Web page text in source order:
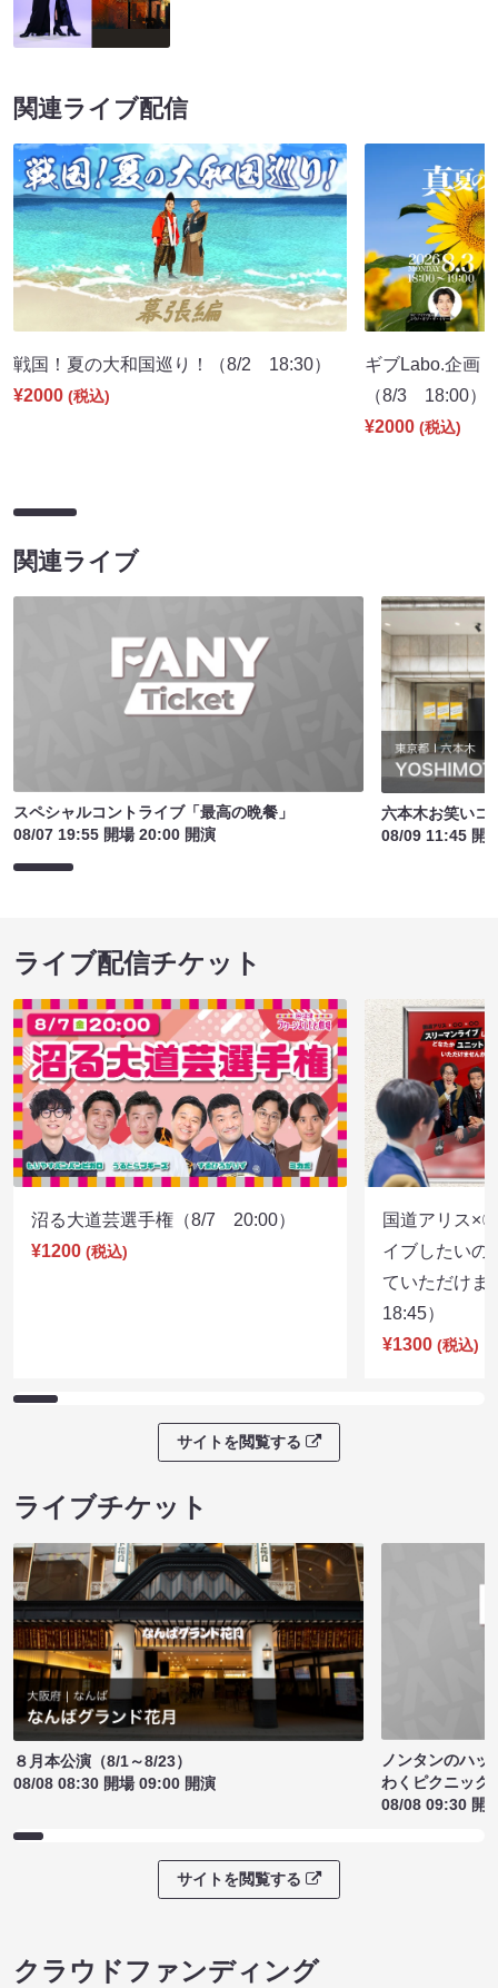
関連ライブ配信
戦国！夏の大和国巡り！（8/2 18:30）
¥2000 (税込)
ギブLabo.企画
（8/3 18:00）
¥2000 (税込)
関連ライブ
スペシャルコントライブ「最高の晩餐」
08/07 19:55 開場 20:00 開演
六本木お笑いコ
08/09 11:45 開
ライブ配信チケット
沼る大道芸選手権（8/7 20:00）
¥1200 (税込)
国道アリス×
イブしたいの
ていただけ
18:45）
¥1300 (税込)
サイトを閲覧する
ライブチケット
８月本公演（8/1～8/23）
08/08 08:30 開場 09:00 開演
ノンタンのハッ
わくピクニック
08/08 09:30 開
サイトを閲覧する
クラウドファンディング